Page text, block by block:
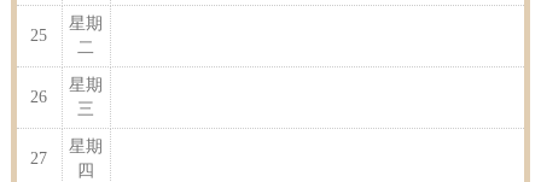
25
星期
二
26
星期
三
27
星期
四